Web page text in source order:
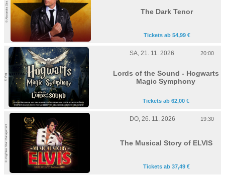
© Alexandra Sira The Dark Tenor
Tickets ab 54,99 €
© zVg
SA, 21. 11. 2026 20:00
Lords of the Sound - Hogwarts
Magic Symphony
Tickets ab 62,00 €
© zVg/New Star Management
DO, 26. 11. 2026 19:30
The Musical Story of ELVIS
Tickets ab 37,49 €